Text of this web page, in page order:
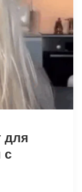
для
с